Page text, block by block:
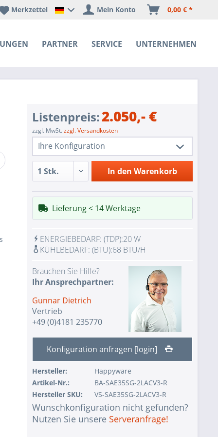
PARTNER SERVICE UNTERNEHMEN
Happyware Deutschland
Merkzettel Mein Konto 0,00 € *
Listenpreis:2.050,- €
zzgl. MwSt.zzgl. Versandkosten
Ihre Konfiguration
1 Stk.
BA-SAE35SG-2LACV3-R
1 Stk.
Redundant Power Supplies
1 Stk.
SoC SATA controller for 8 SATA3 (6
Gbps) ports
1 Stk.
IPMI with virtual media over LAN and
KVM-over-LAN
1 Stk.
Keine Auswahl - Assemblierung und
Test des Systems mit Test-CPU(s)
1 Stk.
Keine Auswahl - Assemblierung und
Test des Systems mit Test-RAM
ohne zusätzliche Managementlizenz
1 Stk.
ohne Eingabegerät
1 Stk.
ohne Konfiguration IPMI Interface
1 Stk.
ohne RAID-Konfiguration
1 Stk.
ohne Vorinstallation des
In den Warenkorb
Lieferung < 14 Werktage
ENERGIEBEDARF: (TDP):20 W
KÜHLBEDARF: (BTU):68 BTU/H
Brauchen Sie Hilfe?
Ihr Ansprechpartner:
Gunnar Dietrich
Vertrieb
+49 (0)4181 235770
Konfiguration anfragen [login]
Hersteller:
Happyware
Artikel-Nr.:
BA-SAE35SG-2LACV3-R
Hersteller SKU:
VS-SAE35SG-2LACV3-R
Wunschkonfiguration nicht gefunden?
Nutzen Sie unsere Serveranfrage!